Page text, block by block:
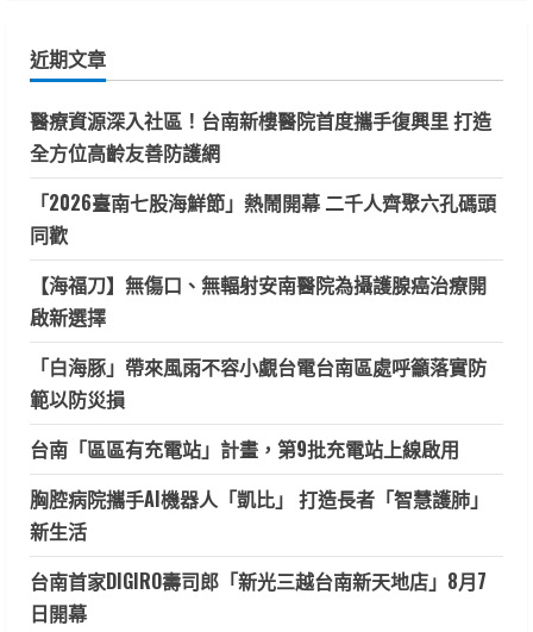
字:
近期文章
醫療資源深入社區！台南新樓醫院首度攜手復興里 打造
全方位高齡友善防護網
「2026臺南七股海鮮節」熱鬧開幕 二千人齊聚六孔碼頭
同歡
【海福刀】無傷口、無輻射安南醫院為攝護腺癌治療開
啟新選擇
「白海豚」帶來風雨不容小覷台電台南區處呼籲落實防
範以防災損
台南「區區有充電站」計畫，第9批充電站上線啟用
胸腔病院攜手AI機器人「凱比」 打造長者「智慧護肺」
新生活
台南首家DIGIRO壽司郎「新光三越台南新天地店」8月7
日開幕